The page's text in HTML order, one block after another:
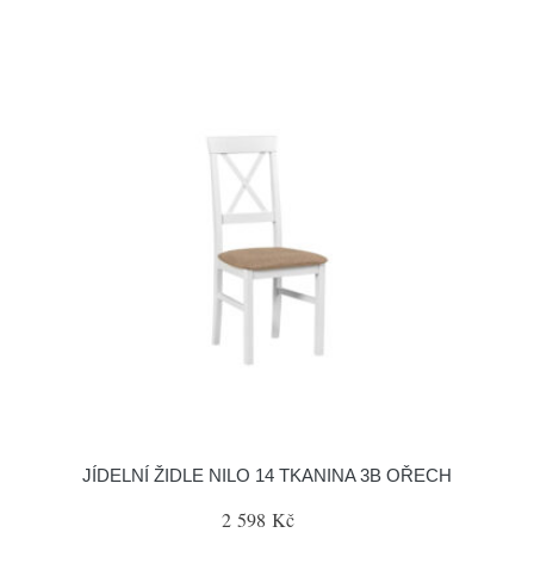
JÍDELNÍ ŽIDLE NILO 14 TKANINA 3B OŘECH
2 598 Kč